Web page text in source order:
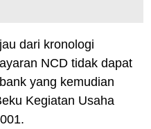
dari kronologi
NCD tidak dapat
yang kemudian
Kegiatan Usaha